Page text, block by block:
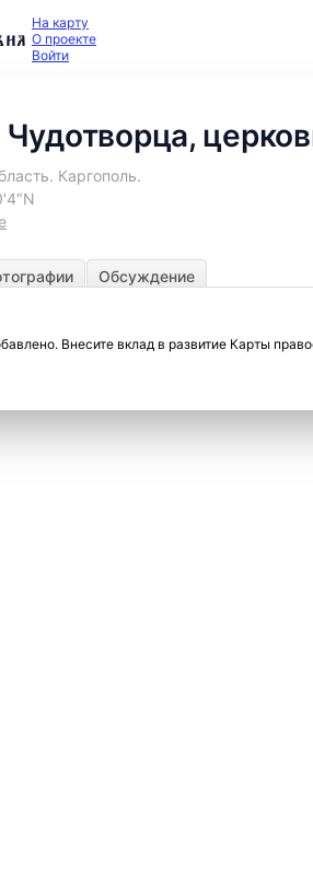
На карту
О проекте
Войти
Каргополь.
Обсуждение
Внесите вклад в развитие Карты